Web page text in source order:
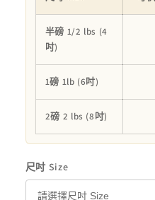
果
蛋
糕
Forest
Apple
Cake
數
量
減
少
果
Forest
Cake
量
加
半磅 1/2 lbs (4
吋)
1磅 1lb (6吋)
2磅 2 lbs (8吋)
尺吋 Size